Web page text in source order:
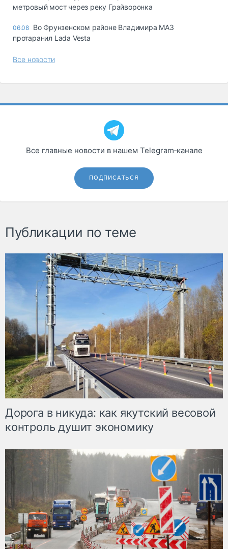
метровый мост через реку Грайворонка
06.08 Во Фрунзенском районе Владимира МАЗ
протаранил Lada Vesta
Все новости
Все главные новости в нашем Telegram‑канале
ПОДПИСАТЬСЯ
Публикации по теме
Дорога в никуда: как якутский весовой
контроль душит экономику